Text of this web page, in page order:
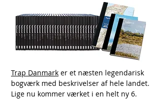
Trap Danmark er et næsten legendarisk
bogværk med beskrivelser af hele landet.
Lige nu kommer værket i en helt ny 6.